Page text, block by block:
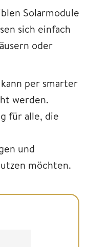
Solarmodule
sich einfach
oder
per smarter
werden.
für alle, die
und
möchten.